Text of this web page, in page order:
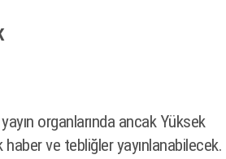
organlarında ancak Yüksek
ve tebliğler yayınlanabilecek.